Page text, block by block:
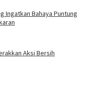
Ingatkan Bahaya Puntung
Aksi Bersih